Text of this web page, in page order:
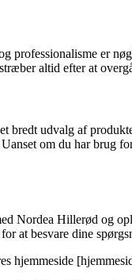
professionalisme er
altid efter at
bredt udvalg af
om du har brug
Nordea Hillerød og
at besvare dine
hjemmeside